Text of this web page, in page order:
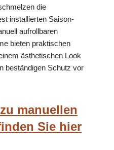
die
installierten Saison-
aufrollbaren
bieten praktischen
ästhetischen Look
beständigen Schutz vor
manuellen
Sie hier